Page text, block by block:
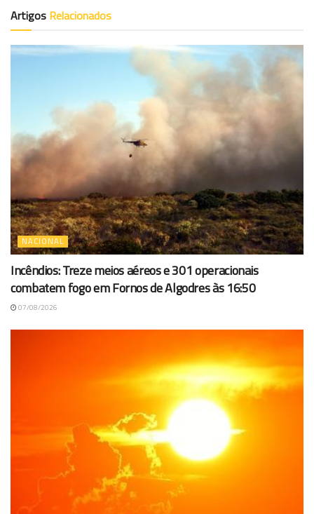
Artigos Relacionados
NACIONAL
Incêndios: Treze meios aéreos e 301 operacionais
combatem fogo em Fornos de Algodres às 16:50
07/08/2026